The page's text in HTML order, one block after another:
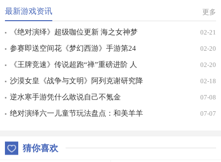
最新游戏资讯 更多
《绝对演绎》超级咖位更新 海之女神梦
幻时装免费拿！
02-21
参赛即送空间花《梦幻西游》手游第24
届X9联赛报名进行中！
02-20
《王牌竞速》传说超跑“禅”重磅进阶 人
车合一 竞速飞升！
02-20
沙漠女皇《战争与文明》阿列克谢研究降
价
02-18
逆水寒手游凭什么敢说自己不氪金 07-08
绝对演绎六一儿童节玩法盘点：和美羊羊 07-07
猜你喜欢